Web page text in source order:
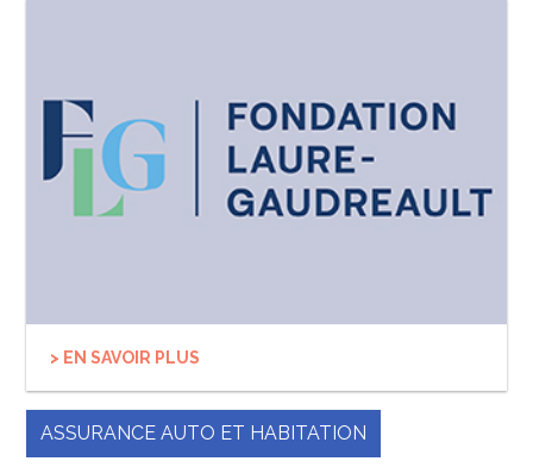
> EN SAVOIR PLUS
ASSURANCE AUTO ET HABITATION